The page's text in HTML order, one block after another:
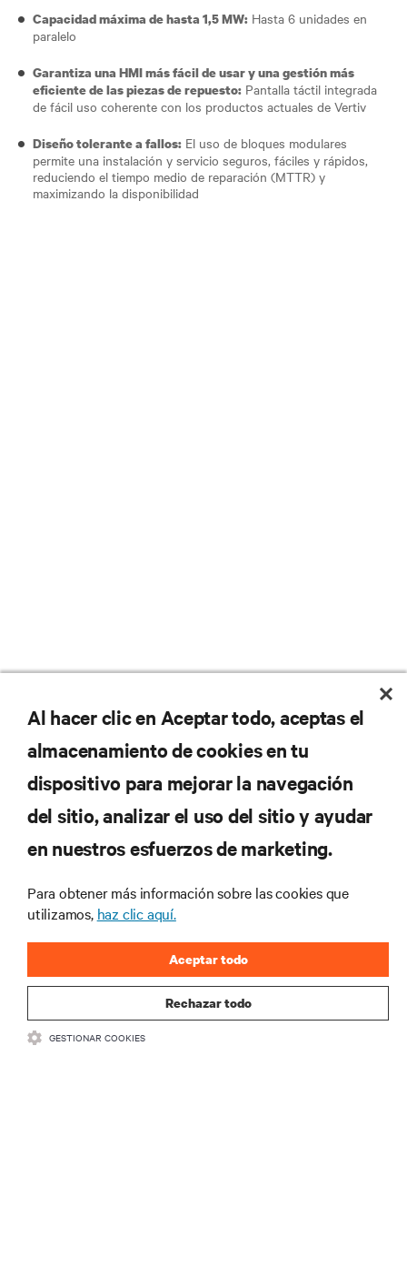
Capacidad máxima de hasta 1,5 MW: Hasta 6 unidades en
paralelo
Garantiza una HMI más fácil de usar y una gestión más
eficiente de las piezas de repuesto: Pantalla táctil integrada
de fácil uso coherente con los productos actuales de Vertiv
Diseño tolerante a fallos: El uso de bloques modulares
permite una instalación y servicio seguros, fáciles y rápidos,
reduciendo el tiempo medio de reparación (MTTR) y
maximizando la disponibilidad
No se pierda nunca una
oferta
Regístrese en nuestra lista de correos
para recibir las últimas novedades de
industria de Vertiv.
REGISTRARSE
Al hacer clic en Aceptar todo, aceptas el
almacenamiento de cookies en tu
dispositivo para mejorar la navegación
del sitio, analizar el uso del sitio y ayudar
en nuestros esfuerzos de marketing.
Para obtener más información sobre las cookies que
utilizamos, haz clic aquí.
Rechazar todo
Aceptar todo
GESTIONAR COOKIES